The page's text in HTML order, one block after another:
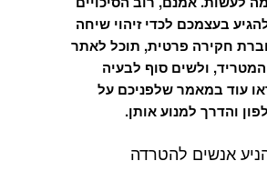
בעצמכם לכדי זיהוי שיחה
חקירה פרטית, תוכל לאתר
ולשים סוף לבעיה
עוד במאמר שלפניכם על
והדרך למנוע אותן.
אנשים להטרדה